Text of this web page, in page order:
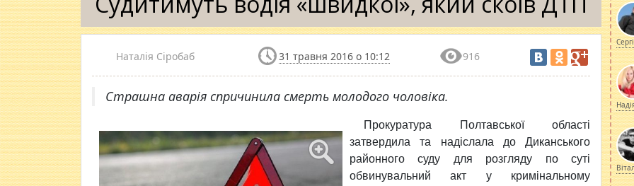
Наталія Сіробаб 31 травня 2016 о 10:12 916
Страшна аварія спричинила смерть молодого чоловіка.
Прокуратура
Полтавської області
затвердила та надіслала до Диканського
районного суду для розгляду по суті
обвинувальний акт у кримінальному